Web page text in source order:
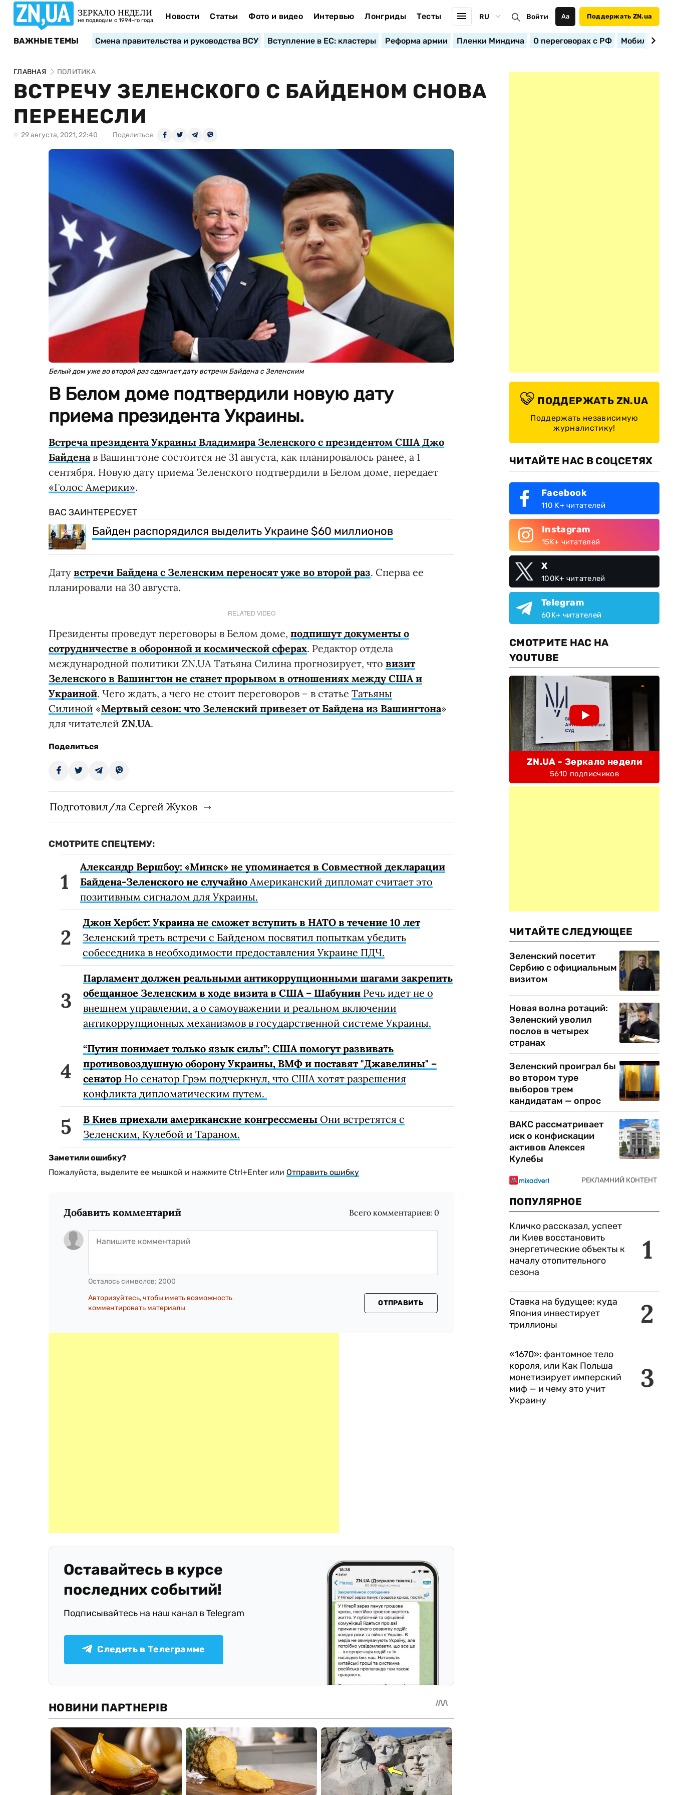
ЗЕРКАЛО НЕДЕЛИ
не подводим с 1994-го года Новости Статьи Фото и видео Интервью Лонгриды Тесты RU Войти Аа Поддержать ZN.ua
ВАЖНЫЕ ТЕМЫ Смена правительства и руководства ВСУ Вступление в ЕС: кластеры Реформа армии Пленки Миндича О переговорах с РФ
ГЛАВНАЯ ПОЛИТИКА
ВСТРЕЧУ ЗЕЛЕНСКОГО С БАЙДЕНОМ СНОВА
ПЕРЕНЕСЛИ
29 августа, 2021, 22:40 Поделиться
Белый дом уже во второй раз сдвигает дату встречи Байдена с Зеленским
В Белом доме подтвердили новую дату
приема президента Украины.
Встреча президента Украины Владимира Зеленского с президентом США Джо
Байдена в Вашингтоне состоится не 31 августа, как планировалось ранее, а 1
сентября. Новую дату приема Зеленского подтвердили в Белом доме, передает
«Голос Америки».
ВАС ЗАИНТЕРЕСУЕТ
Байден распорядился выделить Украине $60 миллионов
Дату встречи Байдена с Зеленским переносят уже во второй раз. Сперва ее
планировали на 30 августа.
RELATED VIDEO
Президенты проведут переговоры в Белом доме, подпишут документы о
сотрудничестве в оборонной и космической сферах. Редактор отдела
международной политики ZN.UA Татьяна Силина прогнозирует, что визит
Зеленского в Вашингтон не станет прорывом в отношениях между США и
Украиной. Чего ждать, а чего не стоит переговоров – в статье Татьяны
Силиной «Мертвый сезон: что Зеленский привезет от Байдена из Вашингтона»
для читателей ZN.UA.
Поделиться
Подготовил/ла Сергей Жуков
СМОТРИТЕ СПЕЦТЕМУ:
Александр Вершбоу: «Минск» не упоминается в Совместной декларации
Байдена-Зеленского не случайно Американский дипломат считает это
позитивным сигналом для Украины.
Джон Хербст: Украина не сможет вступить в НАТО в течение 10 лет
Зеленский треть встречи с Байденом посвятил попыткам убедить
собеседника в необходимости предоставления Украине ПДЧ.
Парламент должен реальными антикоррупционными шагами закрепить
обещанное Зеленским в ходе визита в США – Шабунин Речь идет не о
внешнем управлении, а о самоуважении и реальном включении
антикоррупционных механизмов в государственной системе Украины.
“Путин понимает только язык силы”: США помогут развивать
противовоздушную оборону Украины, ВМФ и поставят "Джавелины" –
сенатор Но сенатор Грэм подчеркнул, что США хотят разрешения
конфликта дипломатическим путем.
В Киев приехали американские конгрессмены Они встретятся с
Зеленским, Кулебой и Тараном.
Заметили ошибку?
Пожалуйста, выделите ее мышкой и нажмите Ctrl+Enter или Отправить ошибку
Добавить комментарий Всего комментариев: 0
Осталось символов: 2000
Авторизуйтесь, чтобы иметь возможность
комментировать материалы
ОТПРАВИТЬ
Оставайтесь в курсе
последних событий!
Подписывайтесь на наш канал в Telegram
Следить в Телеграмме
ПОДДЕРЖАТЬ ZN.UA
Поддержать независимую
журналистику!
ЧИТАЙТЕ НАС В СОЦСЕТЯХ
Facebook
110 K+ читателей
Instagram
15K+ читателей
X
100K+ читателей
Telegram
60K+ читателей
СМОТРИТЕ НАС НА
YOUTUBE
ZN.UA - Зеркало недели
5610 подписчиков
ЧИТАЙТЕ СЛЕДУЮЩЕЕ
Зеленский посетит
Сербию с официальным
визитом
Новая волна ротаций:
Зеленский уволил
послов в четырех
странах
Зеленский проиграл бы
во втором туре
выборов трем
кандидатам — опрос
ВАКС рассматривает
иск о конфискации
активов Алексея
Кулебы
ПОПУЛЯРНОЕ
1
Кличко рассказал, успеет
ли Киев восстановить
энергетические объекты к
началу отопительного
сезона
2
Ставка на будущее: куда
Япония инвестирует
триллионы
3
«1670»: фантомное тело
короля, или Как Польша
монетизирует имперский
миф — и чему это учит
Украину